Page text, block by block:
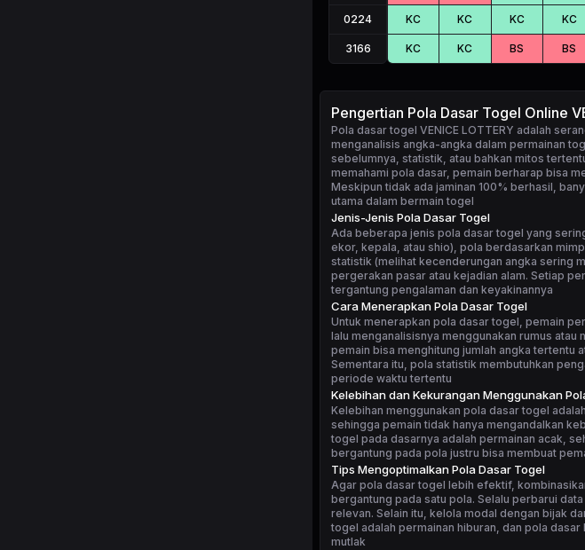
0224
3166
KC KC KC KC
KC KC BS BS
Pengertian Pola Dasar Togel Online
Pola dasar togel VENICE LOTTERY adalah
menganalisis angka-angka dalam permainan
sebelumnya, statistik, atau bahkan mitos
memahami pola dasar, pemain berharap bisa
Meskipun tidak ada jaminan 100% berhasil,
utama dalam bermain togel
Jenis-Jenis Pola Dasar Togel
Ada beberapa jenis pola dasar togel yang
ekor, kepala, atau shio), pola berdasarkan
statistik (melihat kecenderungan angka sering
pergerakan pasar atau kejadian alam. Setiap
tergantung pengalaman dan keyakinannya
Cara Menerapkan Pola Dasar Togel
Untuk menerapkan pola dasar togel, pemain
lalu menganalisisnya menggunakan rumus
pemain bisa menghitung jumlah angka tertentu
Sementara itu, pola statistik membutuhkan
periode waktu tertentu
Kelebihan dan Kekurangan Menggunakan
Kelebihan menggunakan pola dasar togel
sehingga pemain tidak hanya mengandalkan
togel pada dasarnya adalah permainan acak,
bergantung pada pola justru bisa membuat
Tips Mengoptimalkan Pola Dasar Togel
Agar pola dasar togel lebih efektif,
bergantung pada satu pola. Selalu perbarui
relevan. Selain itu, kelola modal dengan bijak
togel adalah permainan hiburan, dan pola
mutlak